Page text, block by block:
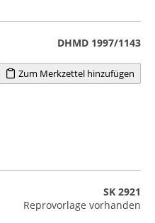
DHMD 1997/1143
Zum Merkzettel hinzufügen
SK 2921
Reprovorlage vorhanden